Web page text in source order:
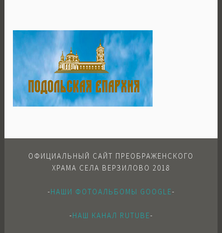
ОФИЦИАЛЬНЫЙ САЙТ ПРЕОБРАЖЕНСКОГО
ХРАМА СЕЛА ВЕРЗИЛОВО 2018
-НАШИ ФОТОАЛЬБОМЫ GOOGLE-
-НАШ КАНАЛ RUTUBE-